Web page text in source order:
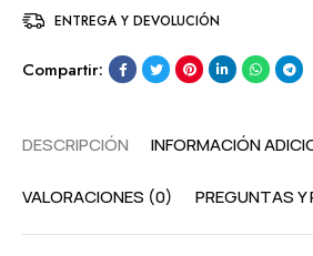
ENTREGA Y DEVOLUCIÓN
Compartir:
DESCRIPCIÓN INFORMACIÓN
VALORACIONES (0) PREGUNTAS Y